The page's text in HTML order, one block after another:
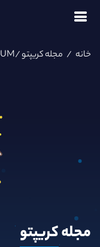
خانه / مجله کریپتو/EUM
مجلهکریپتو